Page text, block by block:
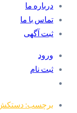
درباره ما
تماس با ما
ثبت آگهی
ورود
ثبت نام
برچسب: دستکش